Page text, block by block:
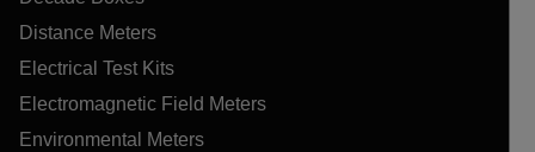
Distance Meters
Electrical Test Kits
Electromagnetic Field Meters
Environmental Meters